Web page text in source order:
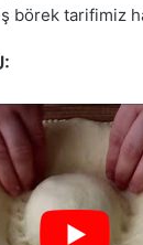
börek tarifimiz